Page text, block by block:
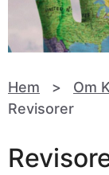
Hem > Om
Revisorer